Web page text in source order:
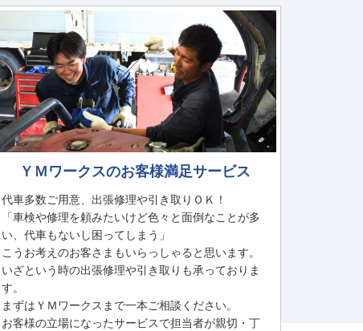
ＹＭワークスのお客様満足サービス
代車多数ご用意、出張修理や引き取りＯＫ！
「車検や修理を頼みたいけど色々と面倒なことが多
い、代車もないし困ってしまう」
こうお考えのお客さまもいらっしゃると思います。
いざという時の出張修理や引き取りも承っておりま
す。
まずはＹＭワークスまで一本ご相談ください。
お客様の立場になったサービスで担当者が親切・丁